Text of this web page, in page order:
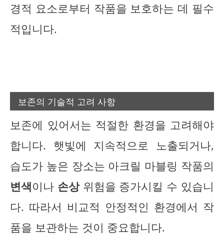
경적 요소로부터 작품을 보호하는 데 필수
적입니다.
보존의 기술적 고려 사항
보존에 있어서는 적절한 환경을 고려해야
합니다. 햇빛에 지속적으로 노출되거나,
습도가 높은 장소는 아크릴 마블링 작품의
변색이나 손상위험을 증가시킬 수 있습니
다. 따라서 비교적 안정적인 환경에서 작
품을 보관하는 것이 중요합니다.